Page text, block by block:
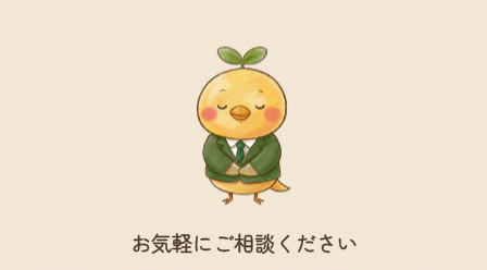
お気軽にご相談ください